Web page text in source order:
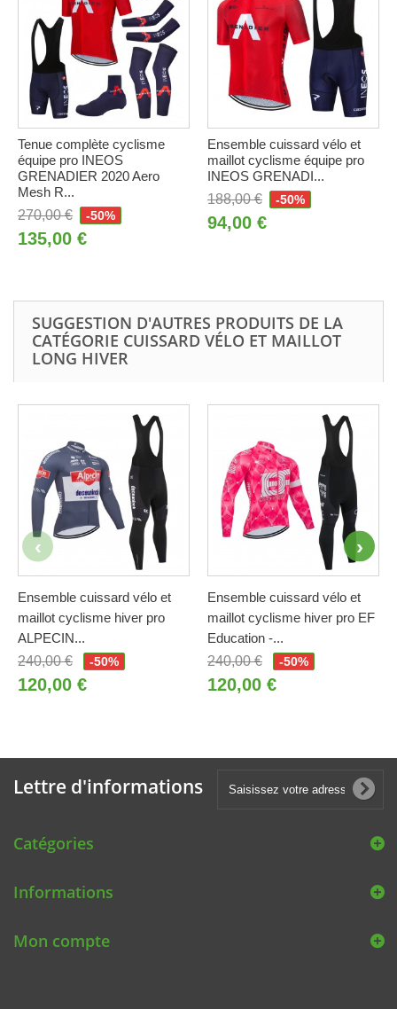
Tenue complète cyclisme
équipe pro INEOS
GRENADIER 2020 Aero
Mesh R...
270,00 €
-50%
135,00 €
Ensemble cuissard vélo et
maillot cyclisme équipe pro
INEOS GRENADI...
188,00 €
-50%
94,00 €
SUGGESTION D'AUTRES PRODUITS DE LA
CATÉGORIE CUISSARD VÉLO ET MAILLOT
LONG HIVER
Ensemble cuissard vélo et
maillot cyclisme hiver pro
ALPECIN...
240,00 €
-50%
120,00 €
Ensemble cuissard vélo et
maillot cyclisme hiver pro EF
Education -...
240,00 €
-50%
120,00 €
Lettre d'informations
Catégories
Informations
Mon compte